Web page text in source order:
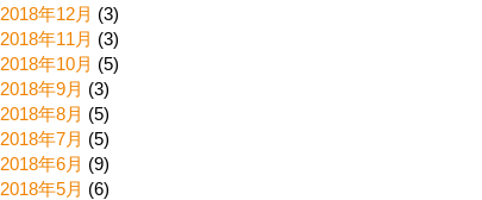
2018年12月 (3)
2018年11月 (3)
2018年10月 (5)
2018年9月 (3)
2018年8月 (5)
2018年7月 (5)
2018年6月 (9)
2018年5月 (6)